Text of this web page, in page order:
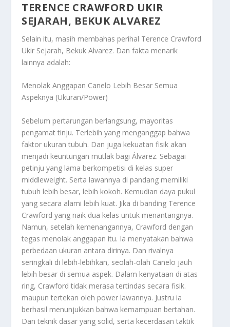
TERENCE CRAWFORD UKIR
SEJARAH, BEKUK ALVAREZ
Selain itu, masih membahas perihal Terence Crawford
Ukir Sejarah, Bekuk Alvarez. Dan fakta menarik
lainnya adalah:
Menolak Anggapan Canelo Lebih Besar Semua
Aspeknya (Ukuran/Power)
Sebelum pertarungan berlangsung, mayoritas
pengamat tinju. Terlebih yang menganggap bahwa
faktor ukuran tubuh. Dan juga kekuatan fisik akan
menjadi keuntungan mutlak bagi Álvarez. Sebagai
petinju yang lama berkompetisi di kelas super
middleweight. Serta lawannya di pandang memiliki
tubuh lebih besar, lebih kokoh. Kemudian daya pukul
yang secara alami lebih kuat. Jika di banding Terence
Crawford yang naik dua kelas untuk menantangnya.
Namun, setelah kemenangannya, Crawford dengan
tegas menolak anggapan itu. Ia menyatakan bahwa
perbedaan ukuran antara dirinya. Dan rivalnya
seringkali di lebih-lebihkan, seolah-olah Canelo jauh
lebih besar di semua aspek. Dalam kenyataan di atas
ring, Crawford tidak merasa tertindas secara fisik.
maupun tertekan oleh power lawannya. Justru ia
berhasil menunjukkan bahwa kemampuan bertahan.
Dan teknik dasar yang solid, serta kecerdasan taktik